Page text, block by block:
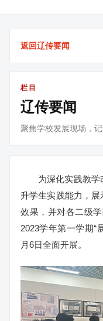
返回辽传要闻
栏目
辽传要闻
聚焦学校发展现场，记
为深化实践教
升学生实践能力，
效果，并对各二级
2023学年第一学期“
月6日全面开展。